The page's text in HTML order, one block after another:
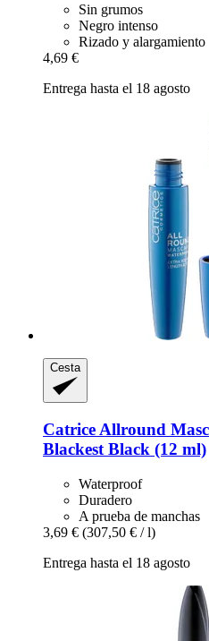
Sin grumos
Negro intenso
Rizado y alargamiento
4,69 €
Entrega hasta el 18 agosto
Cesta
Catrice Allround
Blackest Black (12 ml)
Waterproof
Duradero
A prueba de manchas
3,69 € (307,50 € / l)
Entrega hasta el 18 agosto